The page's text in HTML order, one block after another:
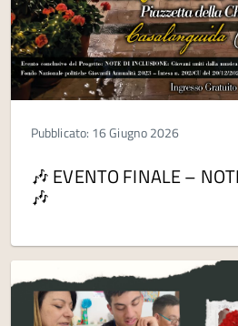
Pubblicato: 16 Giugno 2026
🎶 EVENTO FINALE –
🎶